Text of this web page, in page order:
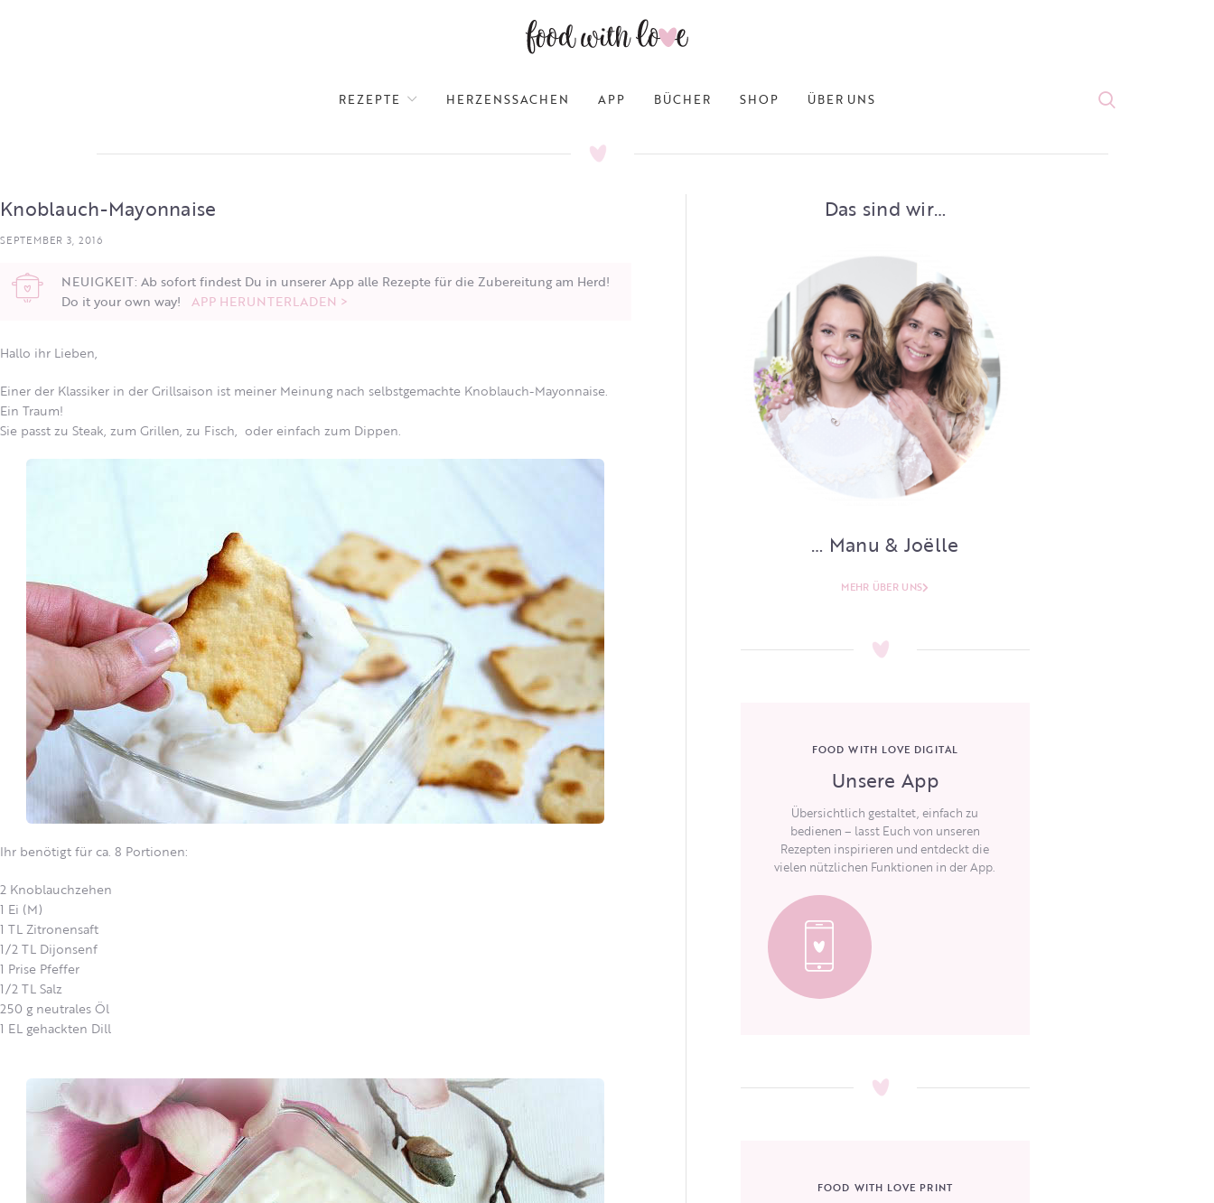
REZEPTE HERZENSSACHEN APP BÜCHER SHOP ÜBER UNS
Knoblauch-Mayonnaise
SEPTEMBER 3, 2016
NEUIGKEIT: Ab sofort findest Du in unserer App alle Rezepte für die Zubereitung am Herd!
Do it your own way! APP HERUNTERLADEN >
Hallo ihr Lieben,
Einer der Klassiker in der Grillsaison ist meiner Meinung nach selbstgemachte Knoblauch-Mayonnaise.
Ein Traum!
Sie passt zu Steak, zum Grillen, zu Fisch, oder einfach zum Dippen.
Ihr benötigt für ca. 8 Portionen:
2 Knoblauchzehen
1 Ei (M)
1 TL Zitronensaft
1/2 TL Dijonsenf
1 Prise Pfeffer
1/2 TL Salz
250 g neutrales Öl
1 EL gehackten Dill
Das sind wir…
… Manu & Joëlle
MEHR ÜBER UNS
FOOD WITH LOVE DIGITAL
Unsere App
Übersichtlich gestaltet, einfach zu
bedienen – lasst Euch von unseren
Rezepten inspirieren und entdeckt die
vielen nützlichen Funktionen in der App.
FOOD WITH LOVE PRINT